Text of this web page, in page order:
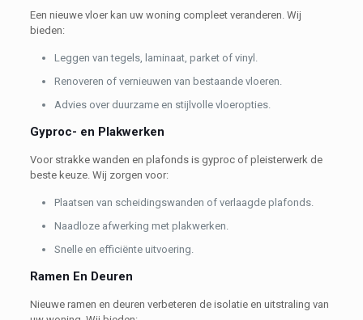
Een nieuwe vloer kan uw woning compleet veranderen. Wij
bieden:
Leggen van tegels, laminaat, parket of vinyl.
Renoveren of vernieuwen van bestaande vloeren.
Advies over duurzame en stijlvolle vloeropties.
Gyproc- en Plakwerken
Voor strakke wanden en plafonds is gyproc of pleisterwerk de
beste keuze. Wij zorgen voor:
Plaatsen van scheidingswanden of verlaagde plafonds.
Naadloze afwerking met plakwerken.
Snelle en efficiënte uitvoering.
Ramen En Deuren
Nieuwe ramen en deuren verbeteren de isolatie en uitstraling van